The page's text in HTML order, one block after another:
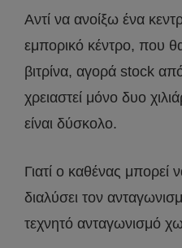
Αντί να ανοίξω ένα
εμπορικό κέντρο, που θα
βιτρίνα, αγορά stock
χρειαστεί μόνο δυο
είναι δύσκολο.
Γιατί ο καθένας μπορεί
διαλύσει τον
τεχνητό ανταγωνισμό